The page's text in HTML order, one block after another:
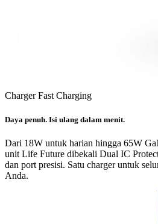
Charger Fast Charging
Daya penuh. Isi ulang dalam menit.
Dari 18W untuk harian hingga 65W
unit Life Future dibekali Dual IC
dan port presisi. Satu charger untuk
Anda.